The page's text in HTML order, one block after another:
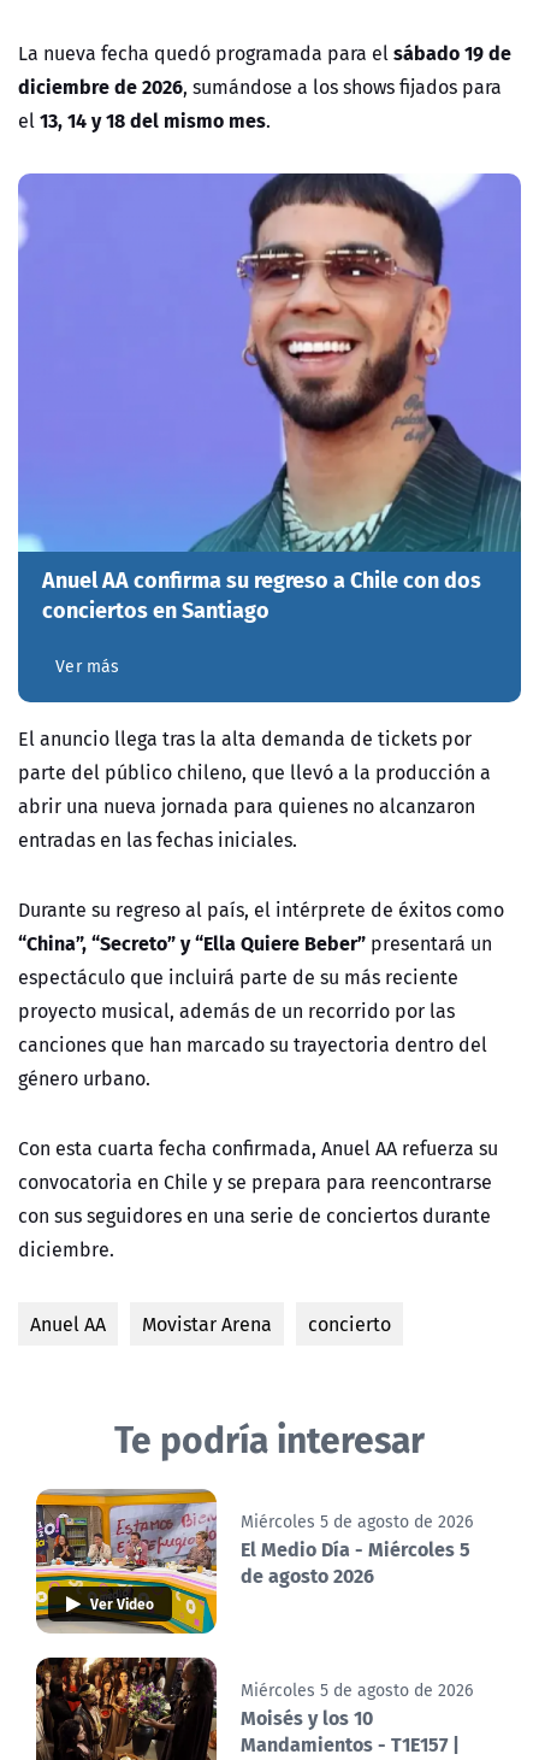
La nueva fecha quedó programada para elsábado 19 de
diciembre de 2026, sumándose a los shows fijados para
el13, 14 y 18 del mismo mes.
Anuel AA confirma su regreso a Chile con dos
conciertos en Santiago
Ver más
El anuncio llega tras la alta demanda de tickets por
parte del público chileno, que llevó a la producción a
abrir una nueva jornada para quienes no alcanzaron
entradas en las fechas iniciales.
Durante su regreso al país, el intérprete de éxitos como
“China”, “Secreto” y “Ella Quiere Beber” presentará un
espectáculo que incluirá parte de su más reciente
proyecto musical, además de un recorrido por las
canciones que han marcado su trayectoria dentro del
género urbano.
Con esta cuarta fecha confirmada, Anuel AA refuerza su
convocatoria en Chile y se prepara para reencontrarse
con sus seguidores en una serie de conciertos durante
diciembre.
Anuel AA Movistar Arena concierto
Te podría interesar
Ver Video
Miércoles 5 de agosto de 2026
El Medio Día - Miércoles 5
de agosto 2026
Miércoles 5 de agosto de 2026
Moisés y los 10
Mandamientos - T1E157 |